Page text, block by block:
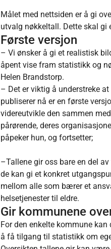
Målet med nettsiden er å gi
utvalg nøkkeltall. Dette skal gi
Første versjon
– Vi ønsker å gi et realistisk
åpent vise fram statistikk og
Helen Brandstorp.
– Det er viktig å understreke
publiserer nå er en første
videreutvikle den sammen
pårørende, deres
påpeker hun, og fortsetter;
–Tallene gir oss bare en del
de kan gi et konkret
mellom alle som bærer et
helsetjenester til eldre.
Gir kommunene
For den enkelte kommune
å få tilgang til statistikk om